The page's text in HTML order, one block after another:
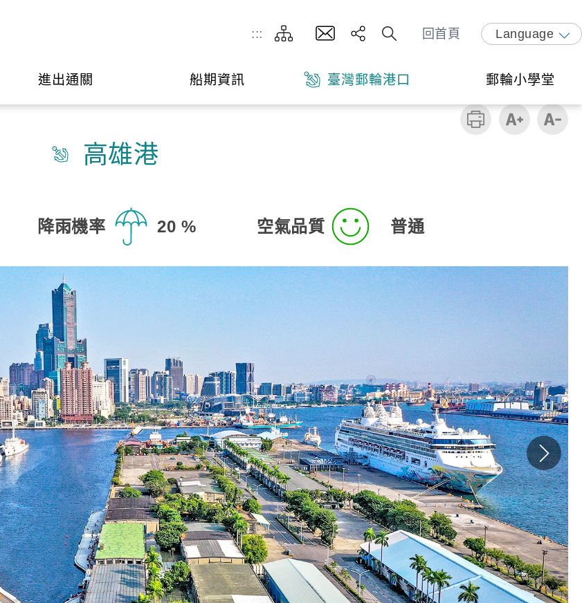
::: 回首頁 Language
進出通關 船期資訊 臺灣郵輪港口 郵輪小學堂
高雄港
降雨機率 20 % 空氣品質 普通